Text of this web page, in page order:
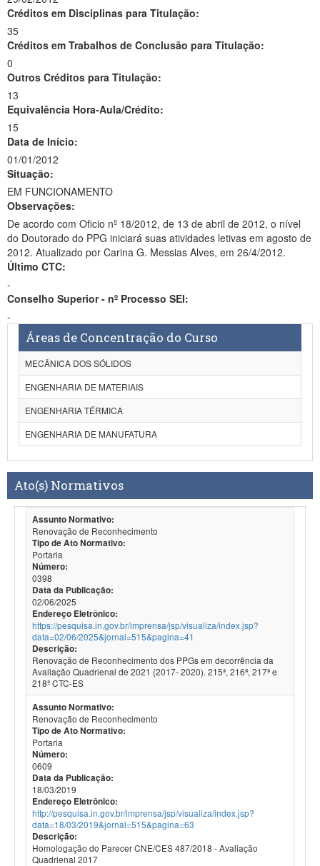
Créditos em Disciplinas para Titulação:
35
Créditos em Trabalhos de Conclusão para Titulação:
0
Outros Créditos para Titulação:
13
Equivalência Hora-Aula/Crédito:
15
Data de Início:
01/01/2012
Situação:
EM FUNCIONAMENTO
Observações:
De acordo com Oficio nº 18/2012, de 13 de abril de 2012, o nível
do Doutorado do PPG iniciará suas atividades letivas em agosto de
2012. Atualizado por Carina G. Messias Alves, em 26/4/2012.
Último CTC:
-
Conselho Superior - nº Processo SEI:
-
Áreas de Concentração do Curso
MECÂNICA DOS SÓLIDOS
ENGENHARIA DE MATERIAIS
ENGENHARIA TÉRMICA
ENGENHARIA DE MANUFATURA
Ato(s) Normativos
Assunto Normativo:
Renovação de Reconhecimento
Tipo de Ato Normativo:
Portaria
Número:
0398
Data da Publicação:
02/06/2025
Endereço Eletrônico:
https://pesquisa.in.gov.br/imprensa/jsp/visualiza/index.jsp?
data=02/06/2025&jornal=515&pagina=41
Descrição:
Renovação de Reconhecimento dos PPGs em decorrência da
Avaliação Quadrienal de 2021 (2017- 2020). 215ª, 216ª, 217ª e
218ª CTC-ES
Assunto Normativo:
Renovação de Reconhecimento
Tipo de Ato Normativo:
Portaria
Número:
0609
Data da Publicação:
18/03/2019
Endereço Eletrônico:
http://pesquisa.in.gov.br/imprensa/jsp/visualiza/index.jsp?
data=18/03/2019&jornal=515&pagina=63
Descrição:
Homologação do Parecer CNE/CES 487/2018 - Avaliação
Quadrienal 2017